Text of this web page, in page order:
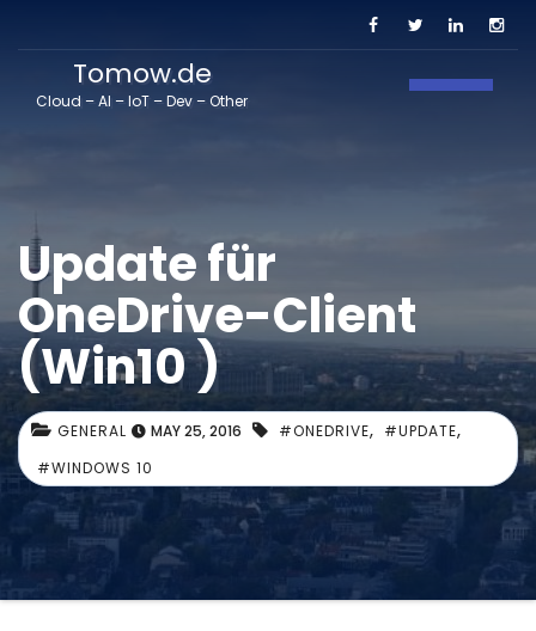
Tomow.de
Cloud – AI – IoT – Dev – Other
Update für
OneDrive-Client
(Win10 )
GENERAL MAY 25, 2016 #ONEDRIVE, #UPDATE,
#WINDOWS 10